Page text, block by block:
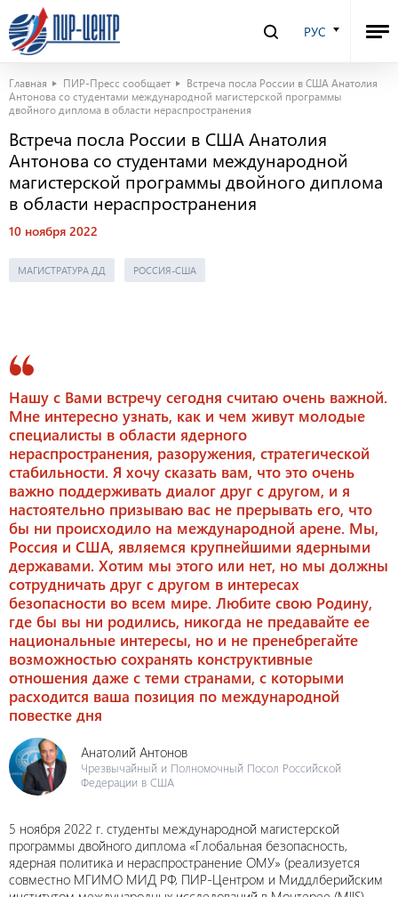
РУС
Главная ПИР-Пресс сообщает
Встреча посла России в США Анатолия
Антонова со студентами международной магистерской программы
двойного диплома в области нераспространения
Встреча посла России в США Анатолия
Антонова со студентами международной
магистерской программы двойного диплома
в области нераспространения
10 ноября 2022
МАГИСТРАТУРА ДД РОССИЯ-США
Нашу с Вами встречу сегодня считаю очень важной.
Мне интересно узнать, как и чем живут молодые
специалисты в области ядерного
нераспространения, разоружения, стратегической
стабильности. Я хочу сказать вам, что это очень
важно поддерживать диалог друг с другом, и я
настоятельно призываю вас не прерывать его, что
бы ни происходило на международной арене. Мы,
Россия и США, являемся крупнейшими ядерными
державами. Хотим мы этого или нет, но мы должны
сотрудничать друг с другом в интересах
безопасности во всем мире. Любите свою Родину,
где бы вы ни родились, никогда не предавайте ее
национальные интересы, но и не пренебрегайте
возможностью сохранять конструктивные
отношения даже с теми странами, с которыми
расходится ваша позиция по международной
повестке дня
Анатолий Антонов
Чрезвычайный и Полномочный Посол Российской
Федерации в США
5 ноября 2022 г. студенты международной магистерской
программы двойного диплома «Глобальная безопасность,
ядерная политика и нераспространение ОМУ» (реализуется
совместно МГИМО МИД РФ, ПИР-Центром и Миддлберийским